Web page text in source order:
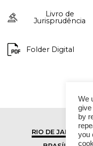
Livro de
Jurisprudência
Folder Digital
RIO DE JANEIRO
We
give
by
you